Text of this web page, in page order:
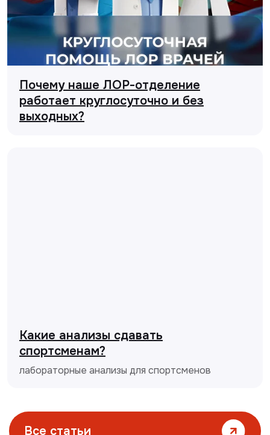
Почему наше ЛОР-отделение
работает круглосуточно и без
выходных?
Какие анализы сдавать
спортсменам?
лабораторные анализы для спортсменов